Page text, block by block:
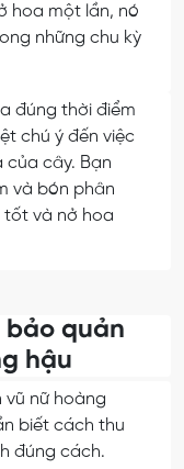
hoa một lần, nó
những chu kỳ
đúng thời điểm
chú ý đến việc
của cây. Bạn
và bón phân
tốt và nở hoa
bảo quản
hậu
nữ hoàng
biết cách thu
đúng cách.